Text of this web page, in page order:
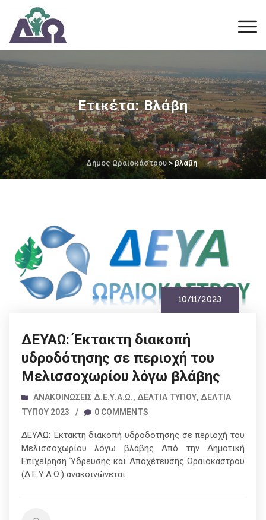
Ετικέτα:Βλάβη
Δήμος Ωραιοκάστρου> βλάβη
10/11/2023
ΔΕΥΑΩ: Έκτακτη διακοπή
υδροδότησης σε περιοχή του
Μελισσοχωρίου λόγω βλάβης
ΑΝΑΚΟΙΝΏΣΕΙΣ Δ.Ε.Υ.Α.Ω., ΔΕΛΤΊΑ ΤΎΠΟΥ, ΔΕΛΤΊΑ
ΤΎΠΟΥ 2023 / 0 COMMENTS
ΔΕΥΑΩ: Έκτακτη διακοπή υδροδότησης σε περιοχή του
Μελισσοχωρίου λόγω βλάβης Από την Δημοτική
Επιχείρηση Ύδρευσης και Αποχέτευσης Ωραιοκάστρου
(Δ.Ε.Υ.Α.Ω.) ανακοινώνεται